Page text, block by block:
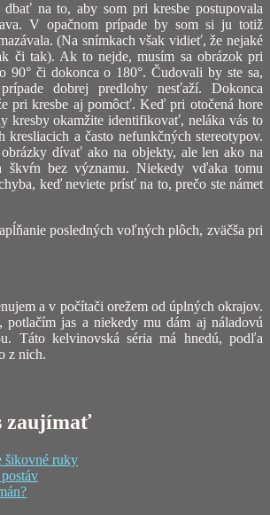
na to, aby som pri kresbe postupovala
V opačnom prípade by som si ju totiž
(Na snímkach však vidieť, že nejaké
či tak). Ak to nejde, musím sa obrázok pri
90° či dokonca o 180°. Čudovali by ste sa,
dobrej predlohy nesťaží. Dokonca
pri kresbe aj pomôcť. Keď pri otočená hore
kresby okamžite identifikovať, neláka vás to
kresliacich a často nefunkčných stereotypov.
obrázky dívať ako na objekty, ale len ako na
škvŕn bez významu. Niekedy vďaka tomu
keď neviete prísť na to, prečo ste námet
posledných voľných plôch, zväčša pri
a v počítači orežem od úplných okrajov.
potlačím jas a niekedy mu dám aj náladovú
Táto kelvinovská séria má hnedú, podľa
z nich.
zaujímať
šikovné ruky